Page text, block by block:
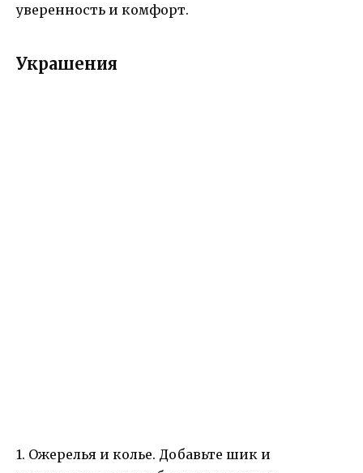
уверенность и комфорт.
Украшения
1. Ожерелья и колье. Добавьте шик и